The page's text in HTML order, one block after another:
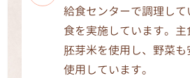
給食センターで調理し
食を実施しています。主
胚芽米を使用し、野菜
使用しています。